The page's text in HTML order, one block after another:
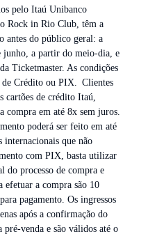
pelo Itaú Unibanco
Rock in Rio Club, têm a
antes do público geral: a
junho, a partir do meio-dia, e
Ticketmaster. As condições
de Crédito ou PIX. Clientes
cartões de crédito Itaú,
compra em até 8x sem juros.
poderá ser feito em até
internacionais que não
com PIX, basta utilizar
do processo de compra e
efetuar a compra são 10
pagamento. Os ingressos
após a confirmação do
pré-venda e são válidos até o